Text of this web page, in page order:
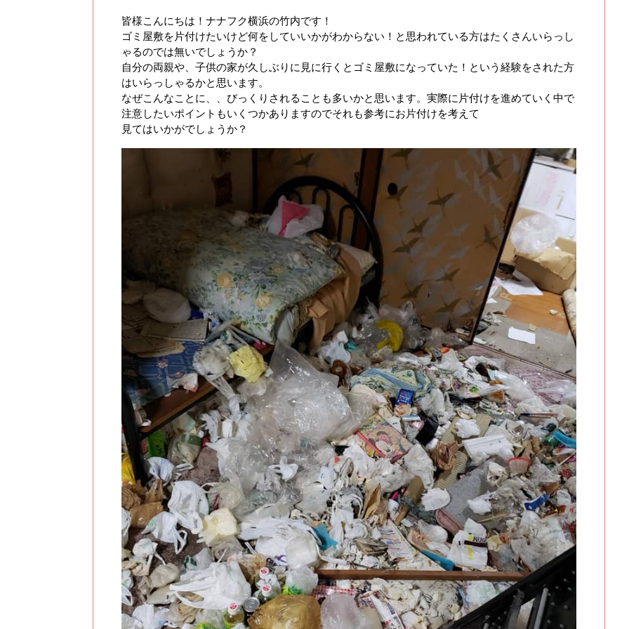
皆様こんにちは！ナナフク横浜の竹内です！
ゴミ屋敷を片付けたいけど何をしていいかがわからない！と思われている方はたくさんいらっし
ゃるのでは無いでしょうか？
自分の両親や、子供の家が久しぶりに見に行くとゴミ屋敷になっていた！という経験をされた方
はいらっしゃるかと思います。
なぜこんなことに、、びっくりされることも多いかと思います。実際に片付けを進めていく中で
注意したいポイントもいくつかありますのでそれも参考にお片付けを考えて
見てはいかがでしょうか？